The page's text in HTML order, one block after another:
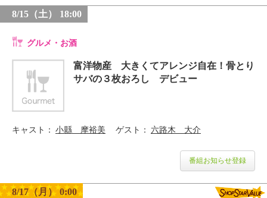
8/15（土） 18:00
グルメ・お酒
富洋物産 大きくてアレンジ自在！骨とり
サバの３枚おろし デビュー
キャスト 小縣 摩裕美 ゲスト 六路木 大介
番組お知らせ登録
8/17（月） 0:00